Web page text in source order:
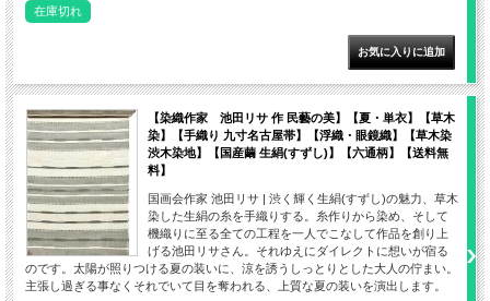
在庫切れ
【染織作家 池田リサ 作 民藝の美】【夏・単衣】【草木
染】【手織り 九寸名古屋帯】【浮織・眼鏡織】【草木染
渋木染地】【国産繭 生絹(すずし)】【六通柄】【送料無
料】
国画会作家 池田リサ | 渋く輝く生絹(すずし)の魅力、草木
染した生絹の糸を手織りする。糸作りから染め、そして
機織りに至る全ての工程を一人でこなして作品を創り上
げる池田リサさん。それゆえにダイレクトに想いが宿る
のです。太陽が照りつける夏の装いに、涼を誘うしっとりとした大人の佇まい。
主張し過ぎる事なくそれでいて目を奪われる、上質な夏の装いを演出します。